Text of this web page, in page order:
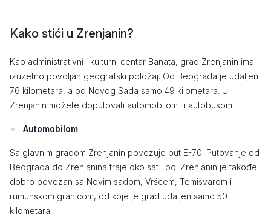
Kako stići u Zrenjanin?
Kao administrativni i kulturni centar Banata, grad Zrenjanin ima
izuzetno povoljan geografski položaj. Od Beograda je udaljen
76 kilometara, a od Novog Sada samo 49 kilometara. U
Zrenjanin možete doputovati automobilom ili autobusom.
Automobilom
Sa glavnim gradom Zrenjanin povezuje put E-70. Putovanje od
Beograda do Zrenjanina traje oko sat i po. Zrenjanin je takođe
dobro povezan sa Novim sadom, Vršcem, Temišvarom i
rumunskom granicom, od koje je grad udaljen samo 50
kilometara.